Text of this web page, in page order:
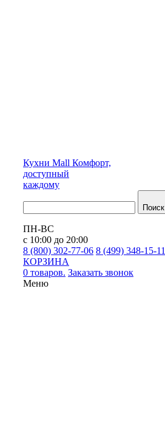
Кухни Mall Комфорт,
доступный
каждому
Поиск
ПН-ВС
с 10:00 до 20:00
8 (800) 302-77-06 8 (499) 348-15-11
КОРЗИНА
0 товаров. Заказать звонок
Меню